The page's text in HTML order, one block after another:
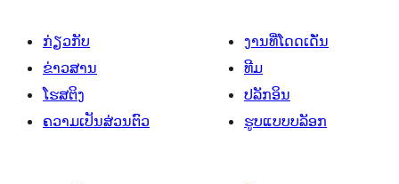
ກ່ຽວກັບ
ຂ່າວສານ
ໂຮສຕິງ
ຄວາມເປັນສ່ວນຕົວ
ງານທີ່ໂດດເດັ່ນ
ທີມ
ປລັກອິນ
ຮູບແບບບລັອກ